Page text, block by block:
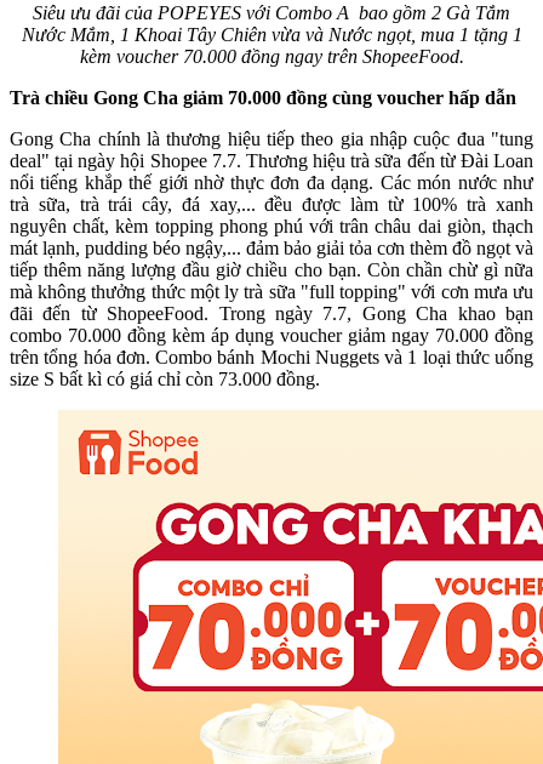
Siêu ưu đãi của POPEYES với Combo A bao gồm 2 Gà Tắm
Nước Mắm, 1 Khoai Tây Chiên vừa và Nước ngọt, mua 1 tặng 1
kèm voucher 70.000 đồng ngay trên ShopeeFood.
Trà chiều Gong Cha giảm 70.000 đồng cùng voucher hấp dẫn
Gong Cha chính là thương hiệu tiếp theo gia nhập cuộc đua "tung
deal" tại ngày hội Shopee 7.7. Thương hiệu trà sữa đến từ Đài Loan
nổi tiếng khắp thế giới nhờ thực đơn đa dạng. Các món nước như
trà sữa, trà trái cây, đá xay,... đều được làm từ 100% trà xanh
nguyên chất, kèm topping phong phú với trân châu dai giòn, thạch
mát lạnh, pudding béo ngậy,... đảm bảo giải tỏa cơn thèm đồ ngọt và
tiếp thêm năng lượng đầu giờ chiều cho bạn. Còn chần chừ gì nữa
mà không thưởng thức một ly trà sữa "full topping" với cơn mưa ưu
đãi đến từ ShopeeFood. Trong ngày 7.7, Gong Cha khao bạn
combo 70.000 đồng kèm áp dụng voucher giảm ngay 70.000 đồng
trên tổng hóa đơn. Combo bánh Mochi Nuggets và 1 loại thức uống
size S bất kì có giá chỉ còn 73.000 đồng.